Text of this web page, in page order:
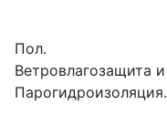
Пол.
Ветровлагозащита и
Парогидроизоляция.